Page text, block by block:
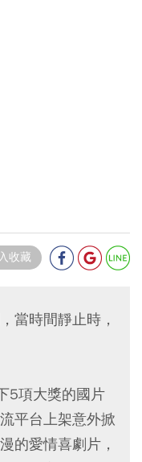
收藏
當時間靜止時，
5項大獎的國片
平台上架意外掀
的愛情喜劇片，